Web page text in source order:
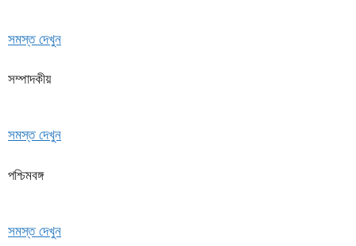
সমস্ত দেখুন
সম্পাদকীয়
সমস্ত দেখুন
পশ্চিমবঙ্গ
সমস্ত দেখুন